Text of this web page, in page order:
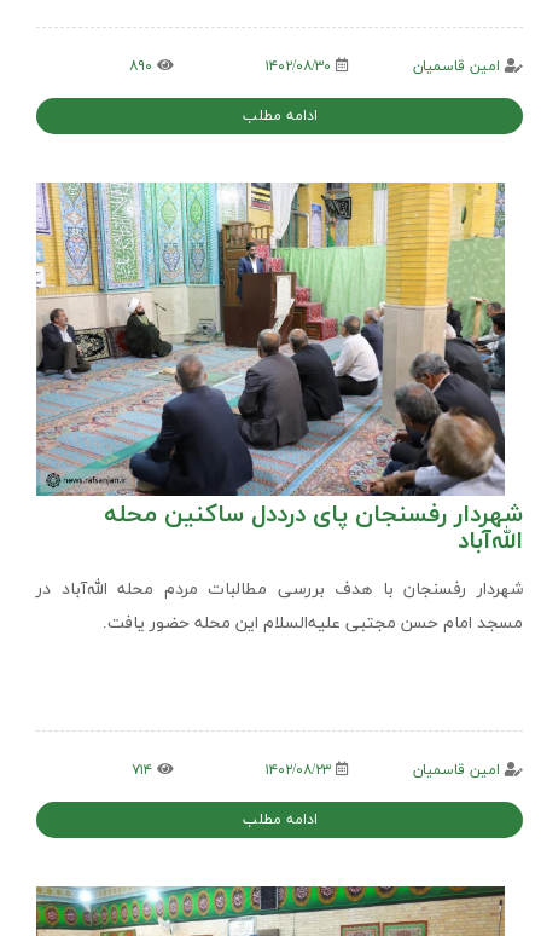
امین قاسمیان ۸۹۰
ادامه مطلب
شهردار رفسنجان پای درددل ساکنین محله
الله‌آباد
شهردار رفسنجان با هدف بررسی مطالبات مردم محله الله‌آباد در
مسجد امام حسن مجتبی علیه‌السلام این محله حضور یافت.
امین قاسمیان ۱۴۰۲/۰۸/۲۳ ۷۱۴
ادامه مطلب